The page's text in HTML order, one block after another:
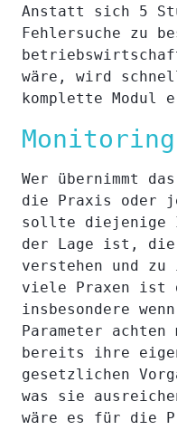
Anstatt sich 5
Fehlersuche zu
wäre, wird
komplette Modul
Monitoring
Wer übernimmt
die Praxis oder
sollte diejenige
der Lage ist, die
verstehen und
viele Praxen ist
insbesondere
Parameter achten
bereits ihre
gesetzlichen
was sie
wäre es für die